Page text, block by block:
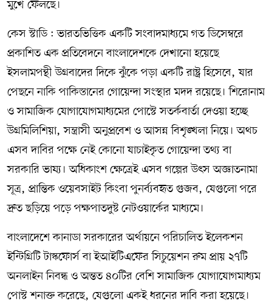
মুখে ফেলছে।
কেস স্টাডি : ভারতভিত্তিক একটি সংবাদমাধ্যমে গত ডিসেম্বরে
প্রকাশিত এক প্রতিবেদনে বাংলাদেশকে দেখানো হয়েছে
ইসলামপন্থী উগ্রবাদের দিকে ঝুঁকে পড়া একটি রাষ্ট্র হিসেবে, যার
পেছনে নাকি পাকিস্তানের গোয়েন্দা সংস্থার মদদ রয়েছে। শিরোনাম
ও সামাজিক যোগাযোগমাধ্যমের পোস্টে সতর্কবার্তা দেওয়া হচ্ছে
উগ্রমিলিশিয়া, সন্ত্রাসী অনুপ্রবেশ ও আসন্ন বিশৃঙ্খলা নিয়ে। অথচ
এসব দাবির পক্ষে নেই কোনো যাচাইকৃত গোয়েন্দা তথ্য বা
সরকারি ভাষ্য। অধিকাংশ ক্ষেত্রেই এসব গল্পের উৎস অজ্ঞাতনামা
সূত্র, প্রান্তিক ওয়েবসাইট কিংবা পুনর্ব্যবহৃত গুজব, যেগুলো পরে
দ্রুত ছড়িয়ে পড়ে পক্ষপাতদুষ্ট নেটওয়ার্কের মাধ্যমে।
বাংলাদেশে কানাডা সরকারের অর্থায়নে পরিচালিত ইলেকশন
ইন্টিগ্রিটি টাস্কফোর্স বা ইআইটিএফের সিচুয়েশন রুম প্রায় ২৭টি
অনলাইন নিবন্ধ ও অন্তত ৪০টির বেশি সামাজিক যোগাযোগমাধ্যম
পোস্ট শনাক্ত করেছে, যেগুলো একই ধরনের দাবি করা হয়েছে।